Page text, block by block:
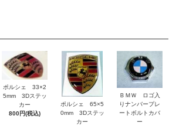
ポルシェ 33×2
5mm 3Dステッ
カー
800円(税込)
ポルシェ 65×5
0mm 3Dステッ
カー
ＢＭＷ ロゴ入
りナンバープレ
ートボルトカバ
ー